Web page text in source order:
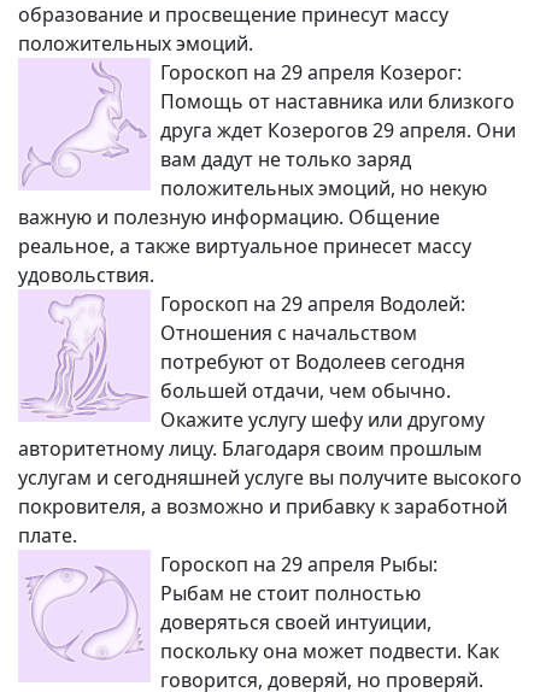
образование и просвещение принесут массу
положительных эмоций.
Гороскоп на 29 апреля Козерог:
Помощь от наставника или близкого
друга ждет Козерогов 29 апреля. Они
вам дадут не только заряд
положительных эмоций, но некую
важную и полезную информацию. Общение
реальное, а также виртуальное принесет массу
удовольствия.
Гороскоп на 29 апреля Водолей:
Отношения с начальством
потребуют от Водолеев сегодня
большей отдачи, чем обычно.
Окажите услугу шефу или другому
авторитетному лицу. Благодаря своим прошлым
услугам и сегодняшней услуге вы получите высокого
покровителя, а возможно и прибавку к заработной
плате.
Гороскоп на 29 апреля Рыбы:
Рыбам не стоит полностью
доверяться своей интуиции,
поскольку она может подвести. Как
говорится, доверяй, но проверяй.